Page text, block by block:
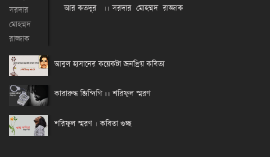
আর কতদূর ।। সরদার মোহম্মদ রাজ্জাক
আবুল হাসানের কয়েকটা জনপ্রিয় কবিতা
কারারুদ্ধ জিন্দিগি ।। শরিফুল স্মরণ
শরিফুল স্মরণ । কবিতা গুচ্ছ